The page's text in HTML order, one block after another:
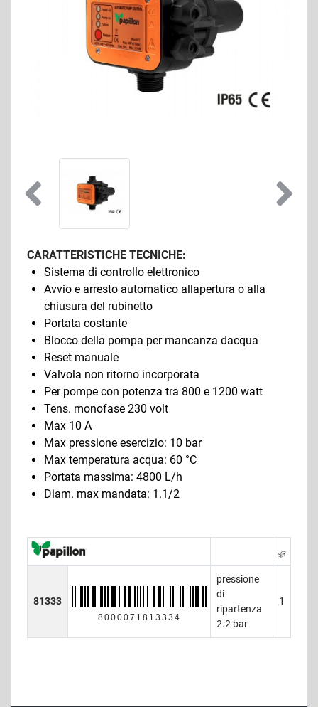
CARATTERISTICHE TECNICHE:
Sistema di controllo elettronico
Avvio e arresto automatico allapertura o alla
chiusura del rubinetto
Portata costante
Blocco della pompa per mancanza dacqua
Reset manuale
Valvola non ritorno incorporata
Per pompe con potenza tra 800 e 1200 watt
Tens. monofase 230 volt
Max 10 A
Max pressione esercizio: 10 bar
Max temperatura acqua: 60 °C
Portata massima: 4800 L/h
Diam. max mandata: 1.1/2
81333
8000071813334
pressione
di
ripartenza
2.2 bar
1